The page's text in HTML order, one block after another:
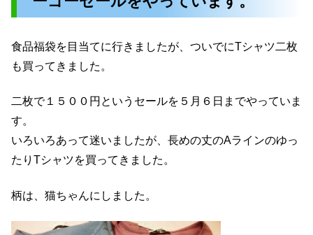
食品福袋を目当てに行きましたが、ついでにTシャツ二枚
も買ってきました。
二枚で１５００円というセールを５月６日までやっていま
す。
いろいろあって迷いましたが、長めの丈のAラインのゆっ
たりTシャツを買ってきました。
柄は、猫ちゃんにしました。